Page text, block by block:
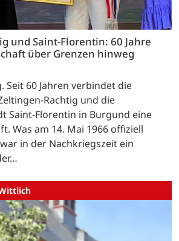
und Saint-Florentin: 60 Jahre
über Grenzen hinweg
Seit 60 Jahren verbindet die
Rachtig und die
Saint-Florentin in Burgund eine
Was am 14. Mai 1966 offiziell
in der Nachkriegszeit ein